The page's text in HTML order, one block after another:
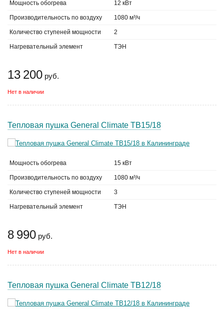
Мощность обогрева 12 кВт
Производительность по воздуху 1080 м³/ч
Количество ступеней мощности 2
Нагревательный элемент ТЭН
13 200 руб.
Нет в наличии
Тепловая пушка General Climate ТB15/18
Мощность обогрева 15 кВт
Производительность по воздуху 1080 м³/ч
Количество ступеней мощности 3
Нагревательный элемент ТЭН
8 990 руб.
Нет в наличии
Тепловая пушка General Climate ТB12/18